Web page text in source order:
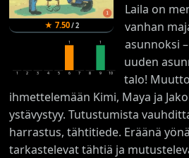
★ 7.50/2
1 2 3 4 5
1
6 7 8
1
9 10
Laila on
vanhan
asunnoksi
uuden
talo!
ihmettelemään Kimi, Maya ja
ystävystyy. Tutustumista
harrastus, tähtitiede. Eräänä
tarkastelevat tähtiä ja